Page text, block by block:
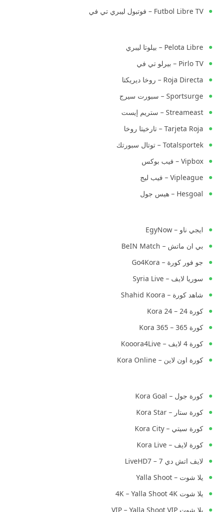
Futbol Libre TV – فوتبول ليبري تي في
Pelota Libre – بيلوتا ليبري
Pirlo TV – بيرلو تي في
Roja Directa – روخا ديريكتا
Sportsurge – سبورت سيرج
Streameast – ستريم إيست
Tarjeta Roja – تارخيتا روخا
Totalsportek – توتال سبورتك
Vipbox – فيب بوكس
Vipleague – فيب ليج
Hesgoal – هيس جول
ايجي ناو – EgyNow
بي ان ماتش – BeIN Match
جو فور كورة – Go4Kora
سوريا لايف – Syria Live
شاهد كورة – Shahid Koora
كورة 24 – Kora 24
كورة 365 – Kora 365
كورة 4 لايف – Kooora4Live
كورة اون لاين – Kora Online
كورة جول – Kora Goal
كورة ستار – Kora Star
كورة سيتي – Kora City
كورة لايف – Kora Live
لايف اتش دي 7 – LiveHD7
يلا شوت – Yalla Shoot
يلا شوت 4K – Yalla Shoot 4K
يلا شوت VIP – Yalla Shoot VIP